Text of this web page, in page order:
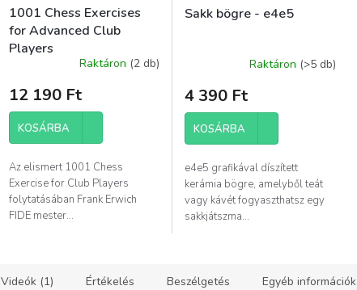
1001 Chess Exercises
for Advanced Club
Players
Raktáron (2 db)
12 190 Ft
KOSÁRBA
Az elismert 1001 Chess
Exercise for Club Players
folytatásában Frank Erwich
FIDE mester...
Sakk bögre - e4e5
Raktáron (>5 db)
4 390 Ft
KOSÁRBA
e4e5 grafikával díszített
kerámia bögre, amelyből teát
vagy kávét fogyaszthatsz egy
sakkjátszma...
Videók (1) Értékelés Beszélgetés Egyéb információk